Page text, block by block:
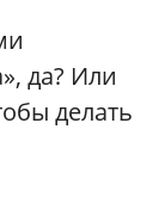
да? Или
делать